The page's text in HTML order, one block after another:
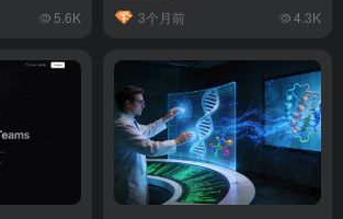
5.6K 3个月前 4.3K